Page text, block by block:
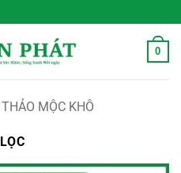
0
THẢO MỘC KHÔ
LỌC